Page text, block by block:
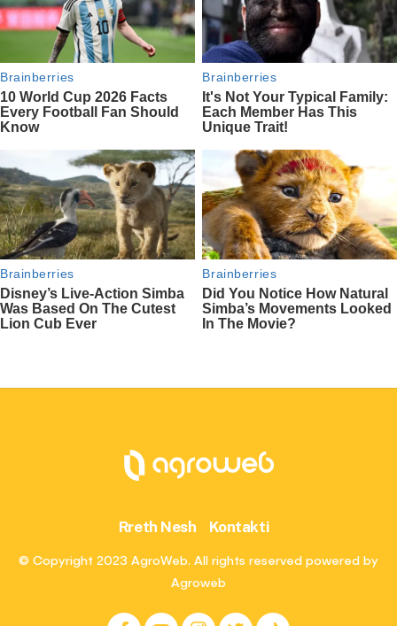
Rreth Nesh Kontakti
© Copyright 2023 AgroWeb. All rights reserved powered by
Agroweb